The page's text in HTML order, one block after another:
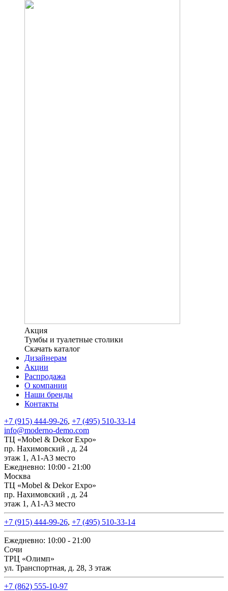
Акция
Тумбы и туалетные столики
Скачать каталог
Дизайнерам
Акции
Распродажа
О компании
Наши бренды
Контакты
+7 (915) 444-99-26, +7 (495) 510-33-14
info@moderno-demo.com
ТЦ «Mobel & Dekor Expo»
пр. Нахимовский , д. 24
этаж 1, А1-А3 место
Ежедневно: 10:00 - 21:00
Москва
ТЦ «Mobel & Dekor Expo»
пр. Нахимовский , д. 24
этаж 1, А1-А3 место
+7 (915) 444-99-26, +7 (495) 510-33-14
Ежедневно: 10:00 - 21:00
Сочи
ТРЦ «Олимп»
ул. Транспортная, д. 28, 3 этаж
+7 (862) 555-10-97